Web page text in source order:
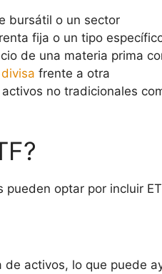
bursátil o un sector
fija o un tipo
de una materia prima
divisa frente a otra
no tradicionales
optar por incluir
activos, lo que puede